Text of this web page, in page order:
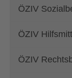
ÖZIV
ÖZIV
ÖZIV